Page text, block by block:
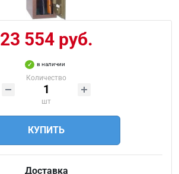
23 554 руб.
в наличии
Количество
шт
КУПИТЬ
Доставка